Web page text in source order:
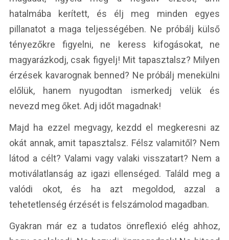
hatalmába kerített, és élj meg minden egyes
pillanatot a maga teljességében. Ne próbálj külső
tényezőkre figyelni, ne keress kifogásokat, ne
magyarázkodj, csak figyelj! Mit tapasztalsz? Milyen
érzések kavarognak benned? Ne próbálj menekülni
előlük, hanem nyugodtan ismerkedj velük és
nevezd meg őket. Adj időt magadnak!
Majd ha ezzel megvagy, kezdd el megkeresni az
okát annak, amit tapasztalsz. Félsz valamitől? Nem
látod a célt? Valami vagy valaki visszatart? Nem a
motiválatlanság az igazi ellenséged. Találd meg a
valódi okot, és ha azt megoldod, azzal a
tehetetlenség érzését is felszámolod magadban.
Gyakran már ez a tudatos önreflexió elég ahhoz,